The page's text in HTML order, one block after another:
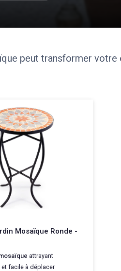
peut transformer votre
Mosaïque Ronde -
attrayant
et facile à déplacer